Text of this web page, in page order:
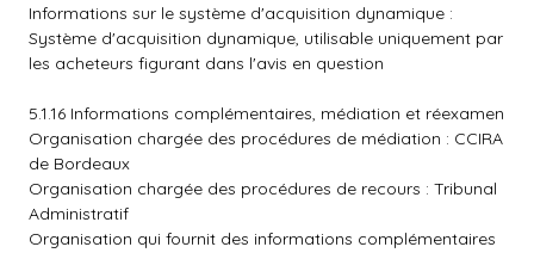
Informations sur le système d'acquisition dynamique :
Système d'acquisition dynamique, utilisable uniquement par
les acheteurs figurant dans l'avis en question
5.1.16 Informations complémentaires, médiation et réexamen
Organisation chargée des procédures de médiation : CCIRA
de Bordeaux
Organisation chargée des procédures de recours : Tribunal
Administratif
Organisation qui fournit des informations complémentaires